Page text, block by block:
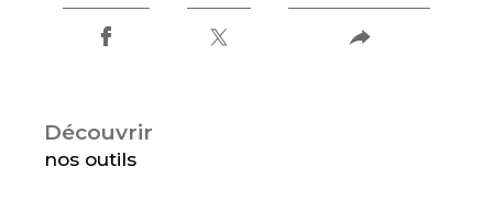
découvrir
nos outils